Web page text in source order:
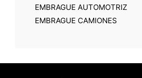
EMBRAGUE AUTOMOTRIZ
EMBRAGUE CAMIONES